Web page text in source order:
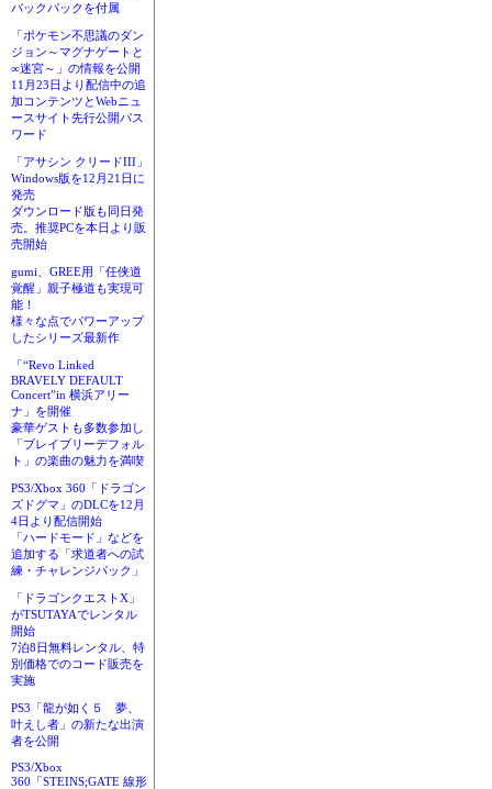
バックパックを付属
「ポケモン不思議のダン
ジョン～マグナゲートと
∞迷宮～」の情報を公開
11月23日より配信中の追
加コンテンツとWebニュ
ースサイト先行公開パス
ワード
「アサシン クリードIII」
Windows版を12月21日に
発売
ダウンロード版も同日発
売。推奨PCを本日より販
売開始
gumi、GREE用「任侠道
覚醒」親子極道も実現可
能！
様々な点でパワーアップ
したシリーズ最新作
「“Revo Linked
BRAVELY DEFAULT
Concert”in 横浜アリー
ナ」を開催
豪華ゲストも多数参加し
「ブレイブリーデフォル
ト」の楽曲の魅力を満喫
PS3/Xbox 360「ドラゴン
ズドグマ」のDLCを12月
4日より配信開始
「ハードモード」などを
追加する「求道者への試
練・チャレンジパック」
「ドラゴンクエストX」
がTSUTAYAでレンタル
開始
7泊8日無料レンタル、特
別価格でのコード販売を
実施
PS3「龍が如く５ 夢、
叶えし者」の新たな出演
者を公開
PS3/Xbox
360「STEINS;GATE 線形